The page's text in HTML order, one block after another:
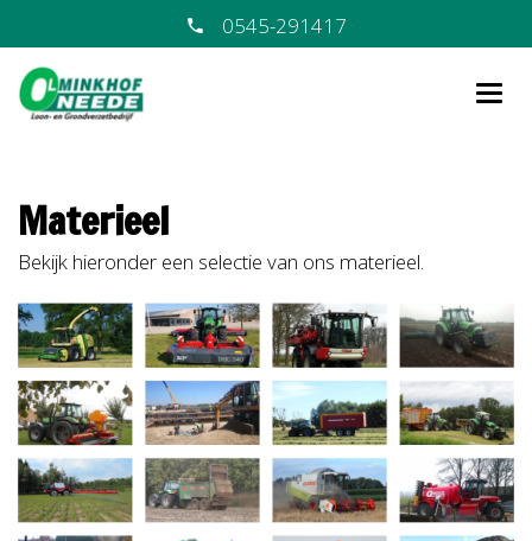
0545-291417
Materieel
Bekijk hieronder een selectie van ons materieel.